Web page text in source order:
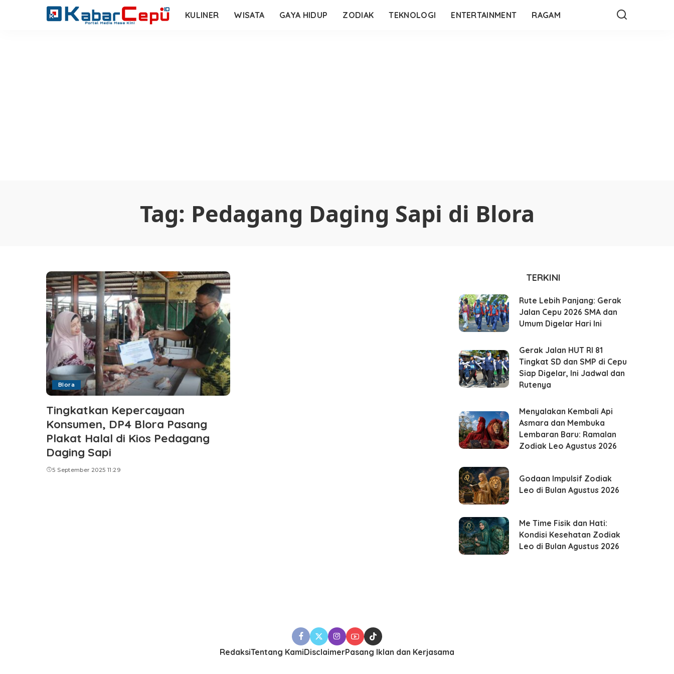
KULINER WISATA GAYA HIDUP ZODIAK TEKNOLOGI ENTERTAINMENT RAGAM
Tag: Pedagang Daging Sapi di Blora
Blora
Tingkatkan Kepercayaan
Konsumen, DP4 Blora Pasang
Plakat Halal di Kios Pedagang
Daging Sapi
5 September 2025 11:29
TERKINI
Rute Lebih Panjang: Gerak
Jalan Cepu 2026 SMA dan
Umum Digelar Hari Ini
Gerak Jalan HUT RI 81
Tingkat SD dan SMP di Cepu
Siap Digelar, Ini Jadwal dan
Rutenya
Menyalakan Kembali Api
Asmara dan Membuka
Lembaran Baru: Ramalan
Zodiak Leo Agustus 2026
Godaan Impulsif Zodiak
Leo di Bulan Agustus 2026
Me Time Fisik dan Hati:
Kondisi Kesehatan Zodiak
Leo di Bulan Agustus 2026
RedaksiTentang KamiDisclaimerPasang Iklan dan Kerjasama